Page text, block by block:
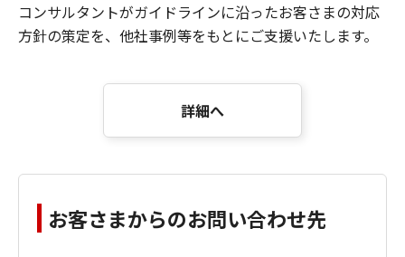
コンサルタントがガイドラインに沿ったお客さまの対応
方針の策定を、他社事例等をもとにご支援いたします。
詳細へ
お客さまからのお問い合わせ先